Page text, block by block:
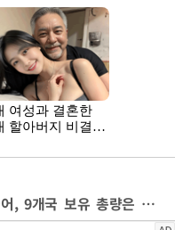
北 핵탄두 60개…1년 새 10개 늘어, 9개국 보유 총량은 감소